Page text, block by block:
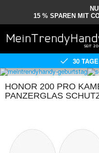
15 % SPAREN MIT
30
HONOR 200 PRO
PANZERGLAS